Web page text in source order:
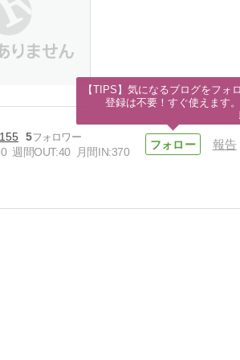
5
週間OUT:40 月間IN:370
報告
【TIPS】気になるブログをフォロ
登録は不要！すぐ使えます。